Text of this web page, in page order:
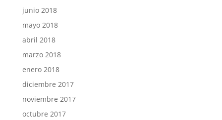
junio 2018
mayo 2018
abril 2018
marzo 2018
enero 2018
diciembre 2017
noviembre 2017
octubre 2017